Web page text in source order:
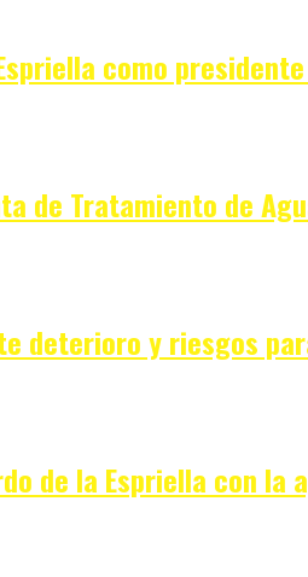
como
de Tratamiento de
deterioro y riesgos
de la Espriella con la